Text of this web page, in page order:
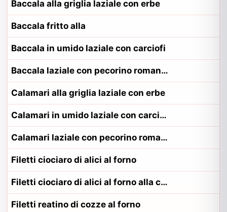
Baccala alla griglia laziale con erbe
Baccala fritto alla
Baccala in umido laziale con carciofi
Baccala laziale con pecorino romano e pomodoro
Calamari alla griglia laziale con erbe
Calamari in umido laziale con carciofi
Calamari laziale con pecorino romano e pomodoro
Filetti ciociaro di alici al forno
Filetti ciociaro di alici al forno alla contadina ciociaro
Filetti reatino di cozze al forno